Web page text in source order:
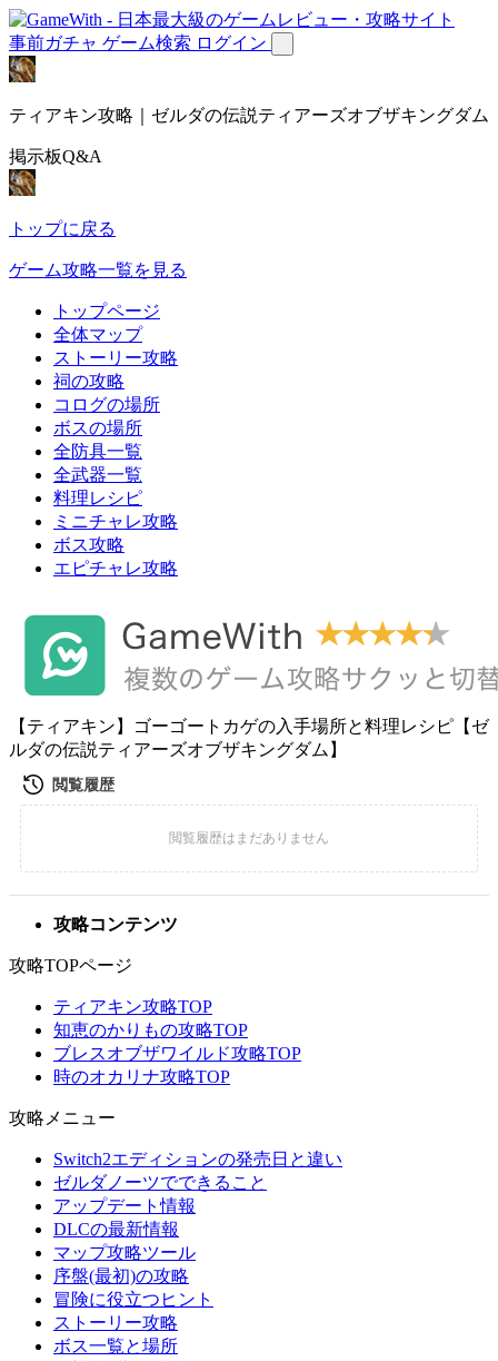
事前ガチャ ゲーム検索 ログイン
ティアキン攻略｜ゼルダの伝説ティアーズオブザキングダム
掲示板Q&A
トップに戻る
ゲーム攻略一覧を見る
トップページ
全体マップ
ストーリー攻略
祠の攻略
コログの場所
ボスの場所
全防具一覧
全武器一覧
料理レシピ
ミニチャレ攻略
ボス攻略
エピチャレ攻略
【ティアキン】ゴーゴートカゲの入手場所と料理レシピ【ゼ
ルダの伝説ティアーズオブザキングダム】
攻略コンテンツ
攻略TOPページ
ティアキン攻略TOP
知恵のかりもの攻略TOP
ブレスオブザワイルド攻略TOP
時のオカリナ攻略TOP
攻略メニュー
Switch2エディションの発売日と違い
ゼルダノーツでできること
アップデート情報
DLCの最新情報
マップ攻略ツール
序盤(最初)の攻略
冒険に役立つヒント
ストーリー攻略
ボス一覧と場所